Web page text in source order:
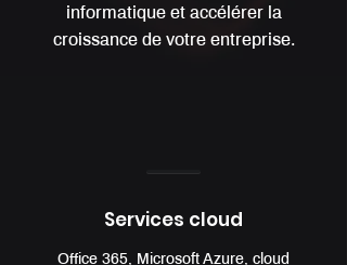
informatique et accélérer la
croissance de votre entreprise.
Services cloud
Office 365, Microsoft Azure, cloud